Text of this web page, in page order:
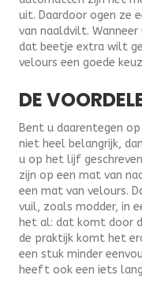
uit. Daardoor ogen ze
van naaldvilt.
dat beetje extra wilt
velours een goede
DE
Bent u daarentegen
niet heel belangrijk,
u op het lijf
zijn op een mat van
een mat van velours.
vuil, zoals modder, in
het al: dat komt door
de praktijk komt het
een stuk minder
heeft ook een iets